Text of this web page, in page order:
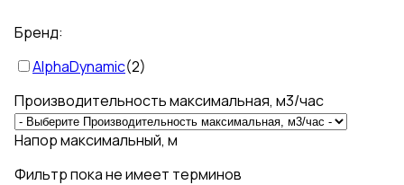
Бренд:
AlphaDynamic(2)
Производительность максимальная, м3/час
Напор максимальный, м
Фильтр пока не имеет терминов